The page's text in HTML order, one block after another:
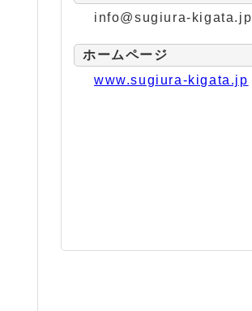
info@sugiura-kigata.jp
ホームページ
www.sugiura-kigata.jp